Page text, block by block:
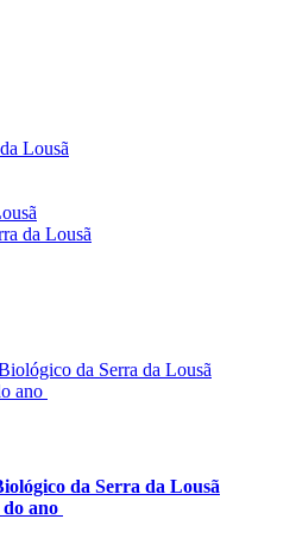
Lousã
da Lousã
da Serra da Lousã
do ano